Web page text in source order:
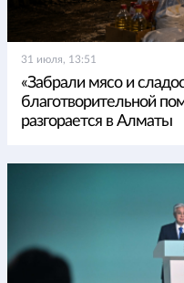
31 июля, 13:51
«Забрали мясо и
благотворительной
разгорается в Алматы